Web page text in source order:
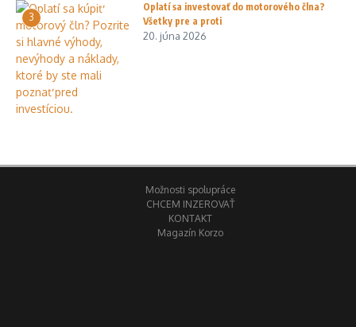
3
Oplatí sa investovať do motorového člna?
Všetky pre a proti
20. júna 2026
Možnosti spolupráce
CHCEM INZEROVAŤ
KONTAKT
Magazín Korzo